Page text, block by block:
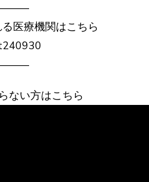
医療機関はこちら
ない方はこちら